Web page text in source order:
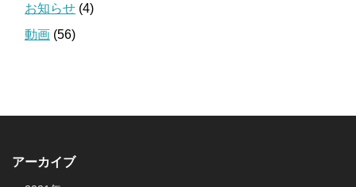
お知らせ (4)
動画 (56)
アーカイブ